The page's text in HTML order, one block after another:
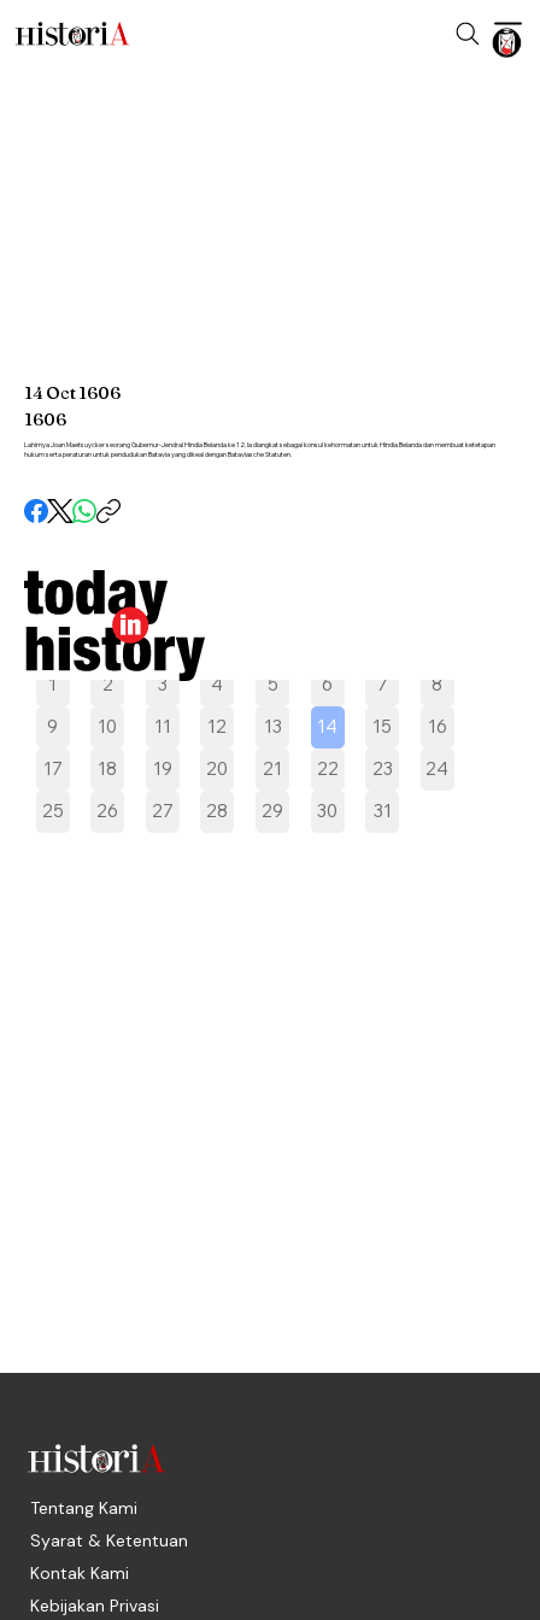
Pilih tanggal
1 2 3 4 5 6 7
8
9
10 11 12 13 14 15
16
17
18 19 20 21 22 23
24
25
26 27 28 29 30 31
14 Oct1606
1606
Lahirnya Joan Maetsuycker seorang Gubernur-Jendral Hindia Belanda ke 12. Ia diangkat sebagai konsul kehormatan untuk Hindia Belanda dan membuat ketetapan
hukum serta peraturan untuk pendudukan Batavia yang dikeal dengan Bataviasche Statuten.
Tentang Kami
Syarat & Ketentuan
Kontak Kami
Kebijakan Privasi